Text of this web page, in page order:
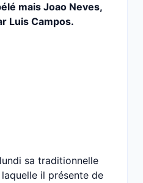
mais Joao Neves,
Luis Campos.
sa traditionnelle
il présente de